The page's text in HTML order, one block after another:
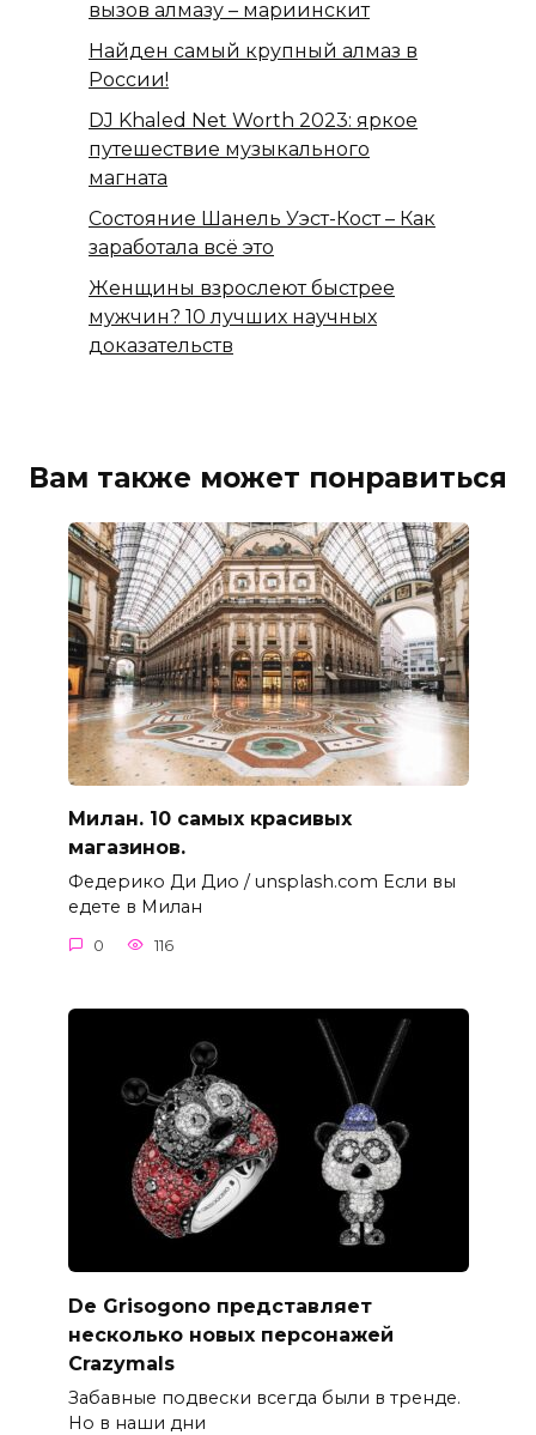
вызов алмазу – мариинскит
Найден самый крупный алмаз в
России!
DJ Khaled Net Worth 2023: яркое
путешествие музыкального
магната
Состояние Шанель Уэст-Кост – Как
заработала всё это
Женщины взрослеют быстрее
мужчин? 10 лучших научных
доказательств
Вам также может понравиться
Милан. 10 самых красивых
магазинов.
Федерико Ди Дио / unsplash.com Если вы
едете в Милан
0 116
De Grisogono представляет
несколько новых персонажей
Crazymals
Забавные подвески всегда были в тренде.
Но в наши дни